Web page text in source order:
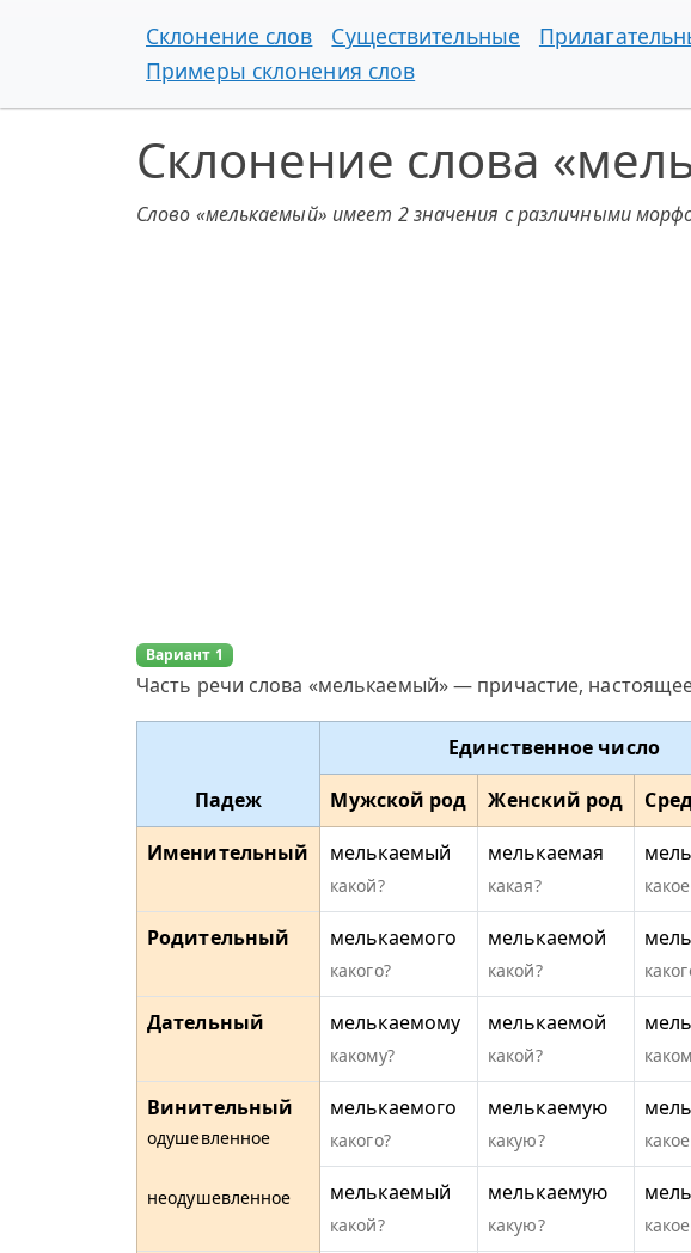
Склонение слов Существительные
Примеры склонения слов
Склонение слова
Слово «мелькаемый» имеет 2 значения с различными
Вариант 1
Часть речи слова «мелькаемый» — причастие,
Падеж
Единственное число
Мужской род Женский род
Именительный
мелькаемый
какой?
мелькаемая
какая?
Родительный мелькаемого
какого?
мелькаемой
какой?
Дательный мелькаемому
какому?
мелькаемой
какой?
Винительный
одушевленное
неодушевленное
мелькаемого
какого?
мелькаемую
какую?
мелькаемый
какой?
мелькаемую
какую?